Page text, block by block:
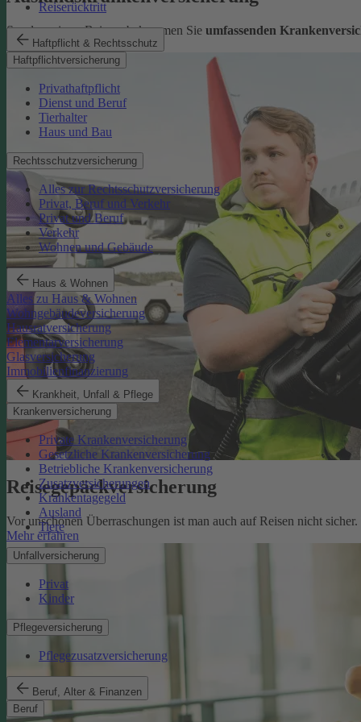
Reiserücktritt
Haftpflicht & Rechtsschutz
Haftpflichtversicherung
Privathaftpflicht
Dienst und Beruf
Tierhalter
Haus und Bau
Rechtsschutzversicherung
Alles zur Rechtsschutzversicherung
Privat, Beruf und Verkehr
Privat und Beruf
Verkehr
Wohnen und Gebäude
Haus & Wohnen
Alles zu Haus & Wohnen
Wohngebäudeversicherung
Hausratversicherung
Elementarversicherung
Glasversicherung
Immobilienfinanzierung
Krankheit, Unfall & Pflege
Krankenversicherung
Private Krankenversicherung
Gesetzliche Krankenversicherung
Betriebliche Krankenversicherung
Zusatzversicherungen
Krankentagegeld
Ausland
Tiere
Unfallversicherung
Privat
Kinder
Pflegeversicherung
Pflegezusatzversicherung
Beruf, Alter & Finanzen
Beruf
Sorglos reisen: Bei uns bekommen Sie umfassenden
Mehr erfahren
Reisegepäckversicherung
Vor unschönen Überraschungen ist man auch auf Reisen nicht
Mehr erfahren